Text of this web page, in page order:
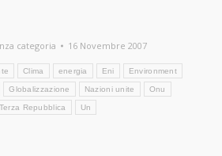
categoria 16 Novembre 2007
Clima energia Eni Environment
Globalizzazione Nazioni unite Onu
Terza Repubblica Un